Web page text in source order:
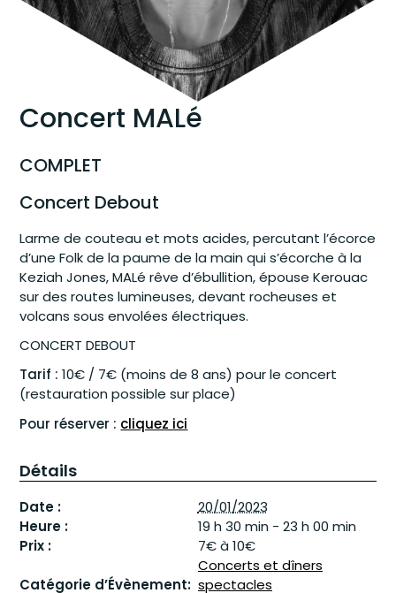
Concert MALé
COMPLET
Concert Debout
Larme de couteau et mots acides, percutant l’écorce
d’une Folk de la paume de la main qui s’écorche à la
Keziah Jones, MALé rêve d’ébullition, épouse Kerouac
sur des routes lumineuses, devant rocheuses et
volcans sous envolées électriques.
CONCERT DEBOUT
Tarif : 10€ / 7€ (moins de 8 ans) pour le concert
(restauration possible sur place)
Pour réserver : cliquez ici
Détails
Date :
20/01/2023
Heure :
19 h 30 min - 23 h 00 min
Prix :
7€ à 10€
Catégorie d’Évènement:
Concerts et dîners
spectacles